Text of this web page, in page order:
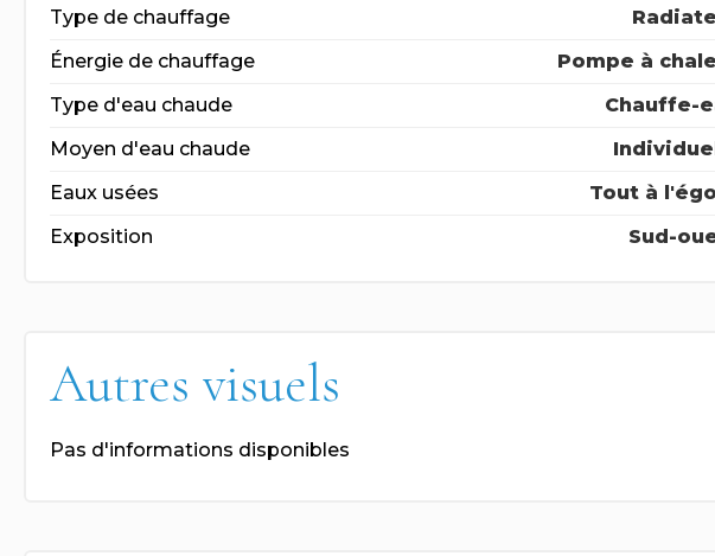
Type de chauffage
Énergie de chauffage
Pompe à
Type d'eau chaude
Chauffe-
Moyen d'eau chaude
Eaux usées
Tout à
Exposition
Sud-
Autres visuels
Pas d'informations disponibles